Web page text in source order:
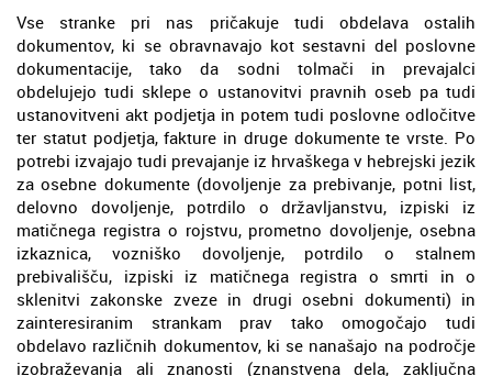
Vse stranke pri nas pričakuje tudi obdelava ostalih
dokumentov, ki se obravnavajo kot sestavni del poslovne
dokumentacije, tako da sodni tolmači in prevajalci
obdelujejo tudi sklepe o ustanovitvi pravnih oseb pa tudi
ustanovitveni akt podjetja in potem tudi poslovne odločitve
ter statut podjetja, fakture in druge dokumente te vrste. Po
potrebi izvajajo tudi prevajanje iz hrvaškega v hebrejski jezik
za osebne dokumente (dovoljenje za prebivanje, potni list,
delovno dovoljenje, potrdilo o državljanstvu, izpiski iz
matičnega registra o rojstvu, prometno dovoljenje, osebna
izkaznica, vozniško dovoljenje, potrdilo o stalnem
prebivališču, izpiski iz matičnega registra o smrti in o
sklenitvi zakonske zveze in drugi osebni dokumenti) in
zainteresiranim strankam prav tako omogočajo tudi
obdelavo različnih dokumentov, ki se nanašajo na področje
izobraževanja ali znanosti (znanstvena dela, zaključna